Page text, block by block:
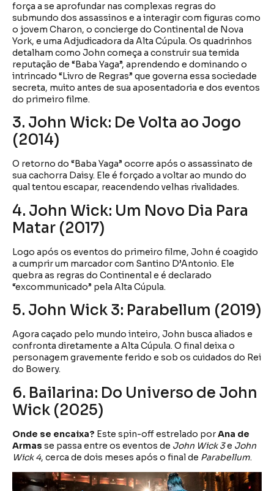
força a se aprofundar nas complexas regras do
submundo dos assassinos e a interagir com figuras como
o jovem Charon, o concierge do Continental de Nova
York, e uma Adjudicadora da Alta Cúpula. Os quadrinhos
detalham como John começa a construir sua temida
reputação de “Baba Yaga”, aprendendo e dominando o
intrincado “Livro de Regras” que governa essa sociedade
secreta, muito antes de sua aposentadoria e dos eventos
do primeiro filme.
3. John Wick: De Volta ao Jogo
(2014)
O retorno do “Baba Yaga” ocorre após o assassinato de
sua cachorra Daisy. Ele é forçado a voltar ao mundo do
qual tentou escapar, reacendendo velhas rivalidades.
4. John Wick: Um Novo Dia Para
Matar (2017)
Logo após os eventos do primeiro filme, John é coagido
a cumprir um marcador com Santino D’Antonio. Ele
quebra as regras do Continental e é declarado
“excommunicado” pela Alta Cúpula.
5. John Wick 3: Parabellum (2019)
Agora caçado pelo mundo inteiro, John busca aliados e
confronta diretamente a Alta Cúpula. O final deixa o
personagem gravemente ferido e sob os cuidados do Rei
do Bowery.
6. Bailarina: Do Universo de John
Wick (2025)
Onde se encaixa? Este spin-off estrelado porAna de
Armas se passa entre os eventos de John Wick 3e John
Wick 4, cerca de dois meses após o final de Parabellum.